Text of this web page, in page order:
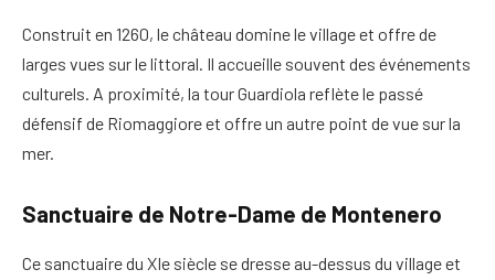
Construit en 1260, le château domine le village et offre de
larges vues sur le littoral. Il accueille souvent des événements
culturels. A proximité, la tour Guardiola reflète le passé
défensif de Riomaggiore et offre un autre point de vue sur la
mer.
Sanctuaire de Notre-Dame de Montenero
Ce sanctuaire du XIe siècle se dresse au-dessus du village et